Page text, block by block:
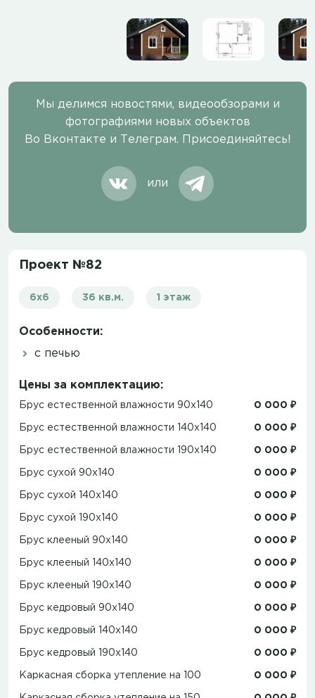
Мы делимся новостями, видеообзорами и
фотографиями новых объектов
Во Вконтакте и Телеграм. Присоединяйтесь!
или
Проект №82
6x6 36 кв.м. 1 этаж
Особенности:
с печью
Цены за комплектацию:
Брус естественной влажности 90x140 0 000 ₽
Брус естественной влажности 140x140 0 000 ₽
Брус естественной влажности 190x140 0 000 ₽
Брус сухой 90x140 0 000 ₽
Брус сухой 140x140 0 000 ₽
Брус сухой 190x140 0 000 ₽
Брус клееный 90x140 0 000 ₽
Брус клееный 140x140 0 000 ₽
Брус клееный 190x140 0 000 ₽
Брус кедровый 90x140 0 000 ₽
Брус кедровый 140x140 0 000 ₽
Брус кедровый 190x140 0 000 ₽
Каркасная сборка утепление на 100 0 000 ₽